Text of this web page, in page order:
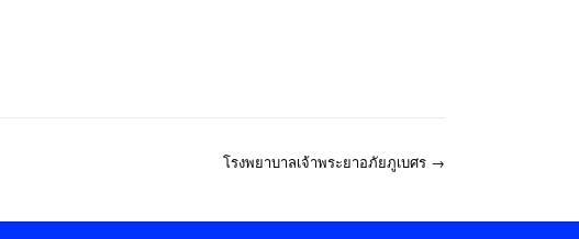
โรงพยาบาลเจ้าพระยาอภัยภูเบศร →